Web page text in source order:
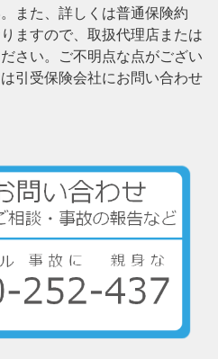
また、詳しくは普通保険約
ますので、取扱代理店または
さい。ご不明点な点がござい
引受保険会社にお問い合わせ